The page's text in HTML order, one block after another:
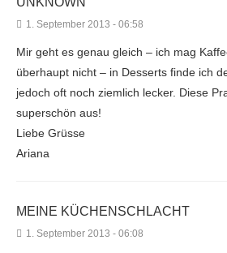
1. September 2013 - 06:58
Mir geht es genau gleich – ich mag
überhaupt nicht – in Desserts finde ich
jedoch oft noch ziemlich lecker. Diese
superschön aus!
Liebe Grüsse
Ariana
MEINE KÜCHENSCHLACHT
1. September 2013 - 06:08